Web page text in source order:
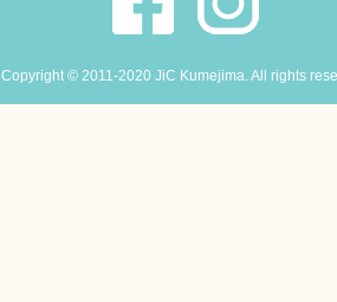
Copyright © 2011-2020 JiC Kumejima. All rights